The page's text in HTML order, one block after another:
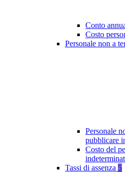
Conto
Costo
Personale non a
Personale
pubblicare
Costo del
Tassi di assenza 5